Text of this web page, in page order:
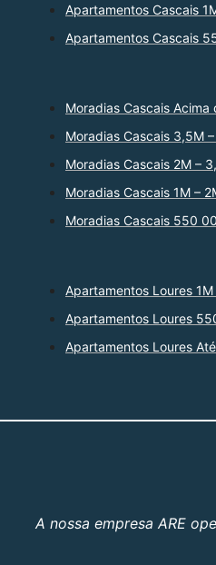
Apartamentos Cascais
Apartamentos Cascais
Moradias Cascais Acima
Moradias Cascais 3,5M
Moradias Cascais 2M –
Moradias Cascais 1M –
Moradias Cascais 550
Apartamentos Loures
Apartamentos Loures
Apartamentos Loures
A nossa empresa ARE